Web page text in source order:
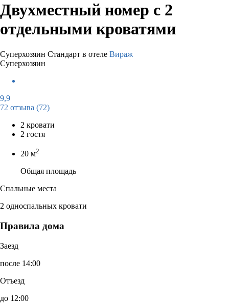
Двухместный номер с 2
отдельными кроватями
Суперхозяин Стандарт в отеле Вираж
Суперхозяин
9,9
72 отзыва (72)
2 кровати
2 гостя
20 м2
Общая площадь
Спальные места
2 односпальных кровати
Правила дома
Заезд
после 14:00
Отъезд
до 12:00